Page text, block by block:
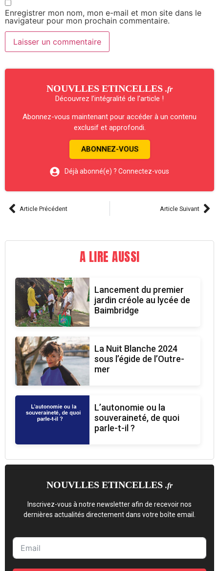
Enregistrer mon nom, mon e-mail et mon site dans le
navigateur pour mon prochain commentaire.
NOUVLLES ETINCELLES .fr
Découvrez l’intégralité de l’article !
Abonnez-vous maintenant pour accéder à un contenu
exclusif et approfondi.
ABONNEZ-VOUS
Déjà abonné(e) ? Connectez-vous
Article Précédent Article Suivant
A LIRE AUSSI
Lancement du premier
jardin créole au lycée de
Baimbridge
La Nuit Blanche 2024
sous l’égide de l’Outre-
mer
L’autonomie ou la
souveraineté, de quoi
parle-t-il ?
NOUVLLES ETINCELLES .fr
Inscrivez-vous à notre newsletter afin de recevoir nos
dernières actualités directement dans votre boîte email.